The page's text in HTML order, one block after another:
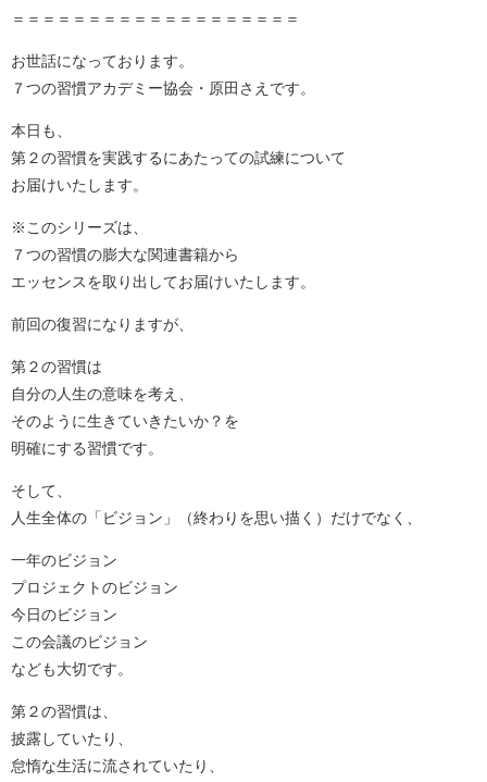
＝＝＝＝＝＝＝＝＝＝＝＝＝＝＝＝＝＝＝
お世話になっております。
７つの習慣アカデミー協会・原田さえです。
本日も、
第２の習慣を実践するにあたっての試練について
お届けいたします。
※このシリーズは、
７つの習慣の膨大な関連書籍から
エッセンスを取り出してお届けいたします。
前回の復習になりますが、
第２の習慣は
自分の人生の意味を考え、
そのように生きていきたいか？を
明確にする習慣です。
そして、
人生全体の「ビジョン」（終わりを思い描く）だけでなく、
一年のビジョン
プロジェクトのビジョン
今日のビジョン
この会議のビジョン
なども大切です。
第２の習慣は、
披露していたり、
怠惰な生活に流されていたり、